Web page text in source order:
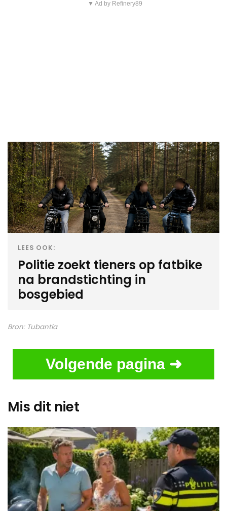
▼ Ad by Refinery89
LEES OOK:
Politie zoekt tieners op fatbike
na brandstichting in
bosgebied
Bron: Tubantia
Volgende pagina ➜
Mis dit niet